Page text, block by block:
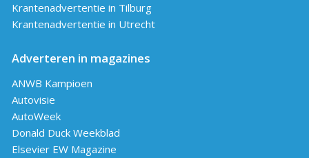
Krantenadvertentie in Tilburg
Krantenadvertentie in Utrecht
Adverteren in magazines
ANWB Kampioen
Autovisie
AutoWeek
Donald Duck Weekblad
Elsevier EW Magazine